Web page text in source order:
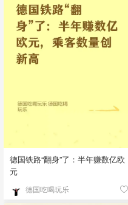
德国铁路“翻身”了：半年赚数亿欧
元
德国吃喝玩乐